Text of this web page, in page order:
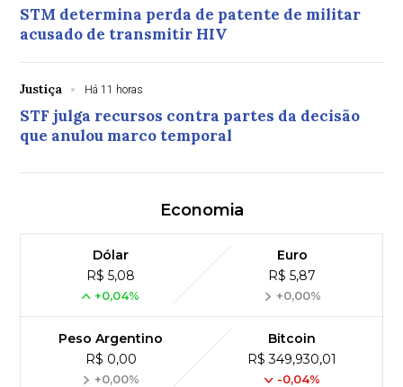
STM determina perda de patente de militar
acusado de transmitir HIV
Justiça Há 11 horas
STF julga recursos contra partes da decisão
que anulou marco temporal
Economia
Dólar
R$ 5,08
+0,04%
Euro
R$ 5,87
+0,00%
Peso Argentino
R$ 0,00
+0,00%
Bitcoin
R$ 349,930,01
-0,04%